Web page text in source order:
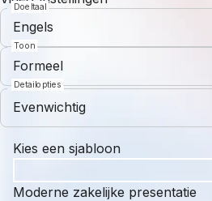
Doeltaal
Engels
Toon
Formeel
Detailopties
Evenwichtig
Kies een sjabloon
Moderne zakelijke presentatie